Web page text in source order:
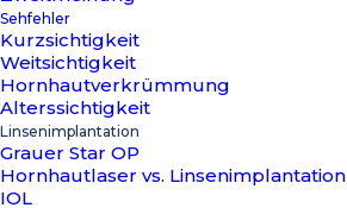
Sehfehler
Kurzsichtigkeit
Weitsichtigkeit
Hornhautverkrümmung
Alterssichtigkeit
Linsenimplantation
Grauer Star OP
Hornhautlaser vs. Linsenimplantation
IOL